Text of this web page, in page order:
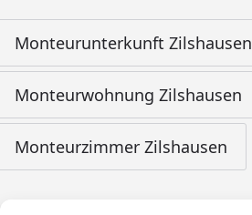
Monteurunterkunft Zilshausen
Monteurwohnung Zilshausen
Monteurzimmer Zilshausen